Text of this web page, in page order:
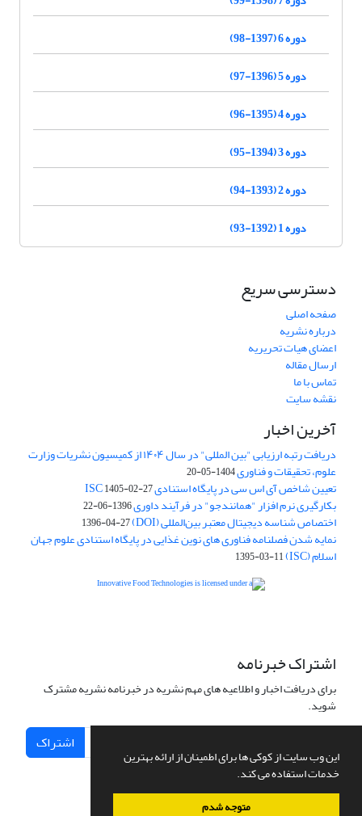
این وب سایت از کوکی ها برای اطمینان از ارائه بهترین
خدمات استفاده می کند.
متوجه شدم
دوره 6 (1397-98)
دوره 5 (1396-97)
دوره 4 (1395-96)
دوره 3 (1394-95)
دوره 2 (1393-94)
دوره 1 (1392-93)
دسترسی سریع
صفحه اصلی
درباره نشریه
اعضای هیات تحریریه
ارسال مقاله
تماس با ما
نقشه سایت
آخرین اخبار
دریافت رتبه ارزیابی "بین المللی" در سال ۱۴۰۴ از کمیسیون نشریات وزارت
علوم، تحقیقات و فناوری1404-05-20
تعیین شاخص آی اس سی در پایگاه استنادی ISC1405-02-27
بکارگیری نرم افزار "همانندجو" در فرآیند داوری1396-06-22
اختصاص شناسه دیجیتال معتبر بین‌المللی (DOI) 1396-04-27
نمایه شدن فصلنامه فناوری های نوین غذایی در پایگاه استنادی علوم جهان
اسلام (ISC) 1395-03-11
اشتراک خبرنامه
برای دریافت اخبار و اطلاعیه های مهم نشریه در خبرنامه نشریه مشترک
شوید.
اشتراک